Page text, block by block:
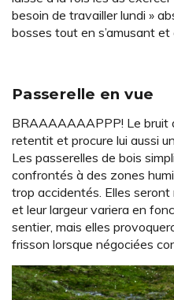
besoin de travailler lundi »
bosses tout en s’amusant et
Passerelle en vue
BRAAAAAAAPPP! Le bruit
retentit et procure lui aussi
Les passerelles de bois
confrontés à des zones
trop accidentés. Elles seront
et leur largeur variera en
sentier, mais elles
frisson lorsque négociées